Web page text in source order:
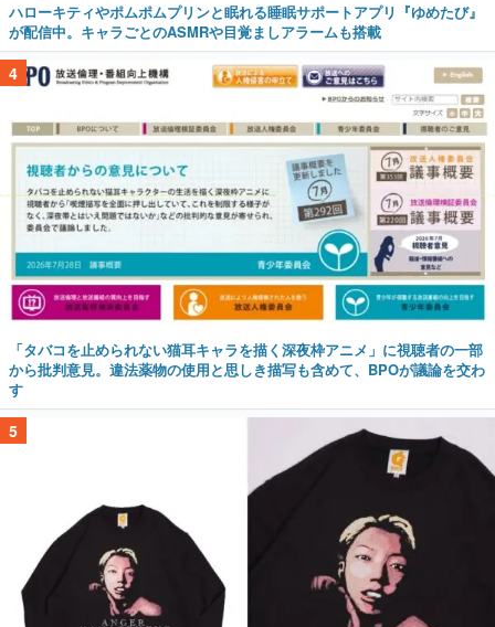
ハローキティやポムポムプリンと眠れる睡眠サポートアプリ『ゆめたび』
が配信中。キャラごとのASMRや目覚ましアラームも搭載
4
「タバコを止められない猫耳キャラを描く深夜枠アニメ」に視聴者の一部
から批判意見。違法薬物の使用と思しき描写も含めて、BPOが議論を交わ
す
5